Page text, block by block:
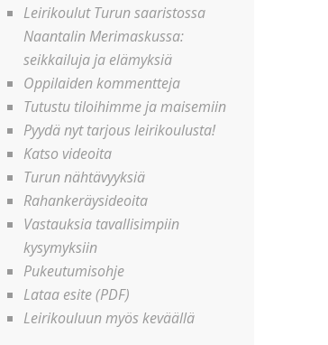
Leirikoulut Turun saaristossa
Naantalin Merimaskussa:
seikkailuja ja elämyksiä
Oppilaiden kommentteja
Tutustu tiloihimme ja maisemiin
Pyydä nyt tarjous leirikoulusta!
Katso videoita
Turun nähtävyyksiä
Rahankeräysideoita
Vastauksia tavallisimpiin
kysymyksiin
Pukeutumisohje
Lataa esite (PDF)
Leirikouluun myös keväällä